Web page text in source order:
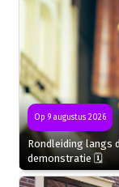
Op 9 augustus 2026
Rondleiding langs
demonstratie 🗓